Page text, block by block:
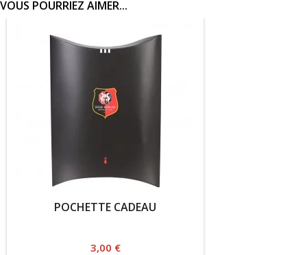
VOUS POURRIEZ AIMER...
POCHETTE CADEAU
Prix
3,00 €